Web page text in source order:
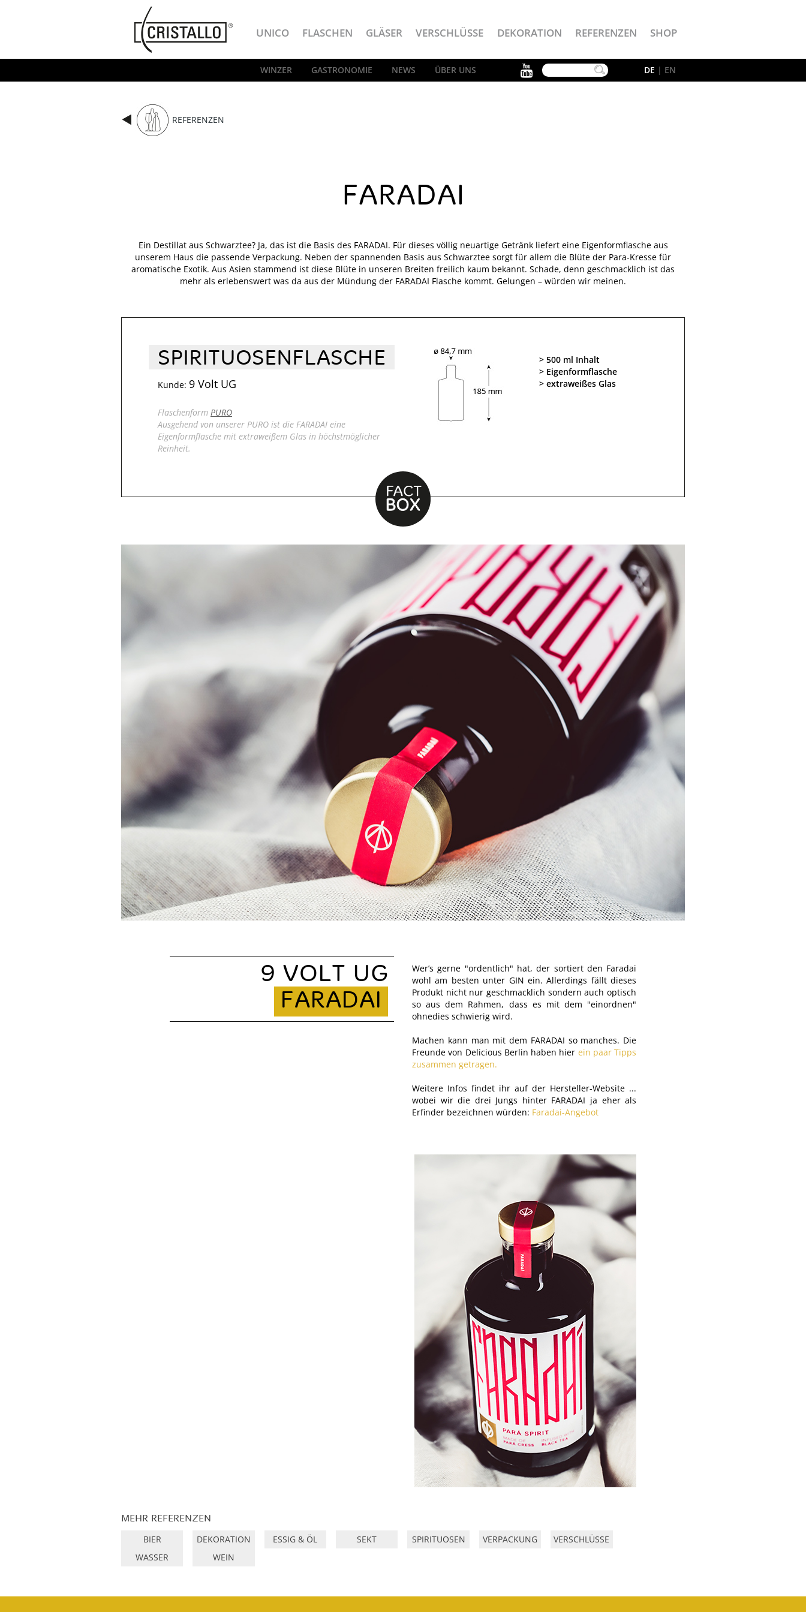
Cristallo
UNICO FLASCHEN GLÄSER VERSCHLÜSSE DEKORATION REFERENZEN SHOP
WINZER GASTRONOMIE NEWS ÜBER UNS DE | EN
YouTube
REFERENZEN
FARADAI
Ein Destillat aus Schwarztee? Ja, das ist die Basis des FARADAI. Für dieses völlig neuartige Getränk liefert eine Eigenformflasche aus
unserem Haus die passende Verpackung. Neben der spannenden Basis aus Schwarztee sorgt für allem die Blüte der Para-Kresse für
aromatische Exotik. Aus Asien stammend ist diese Blüte in unseren Breiten freilich kaum bekannt. Schade, denn geschmacklich ist das
mehr als erlebenswert was da aus der Mündung der FARADAI Flasche kommt. Gelungen – würden wir meinen.
SPIRITUOSENFLASCHE
Kunde: 9 Volt UG
Flaschenform PURO
Ausgehend von unserer PURO ist die FARADAI eine
Eigenformflasche mit extraweißem Glas in höchstmöglicher
Reinheit.
500 ml Inhalt
Eigenformflasche
extraweißes Glas
9 VOLT UG
FARADAI
Wer’s gerne "ordentlich" hat, der sortiert den Faradai
wohl am besten unter GIN ein. Allerdings fällt dieses
Produkt nicht nur geschmacklich sondern auch optisch
so aus dem Rahmen, dass es mit dem "einordnen"
ohnedies schwierig wird.
Machen kann man mit dem FARADAI so manches. Die
Freunde von Delicious Berlin haben hier ein paar Tipps
zusammen getragen.
Weitere Infos findet ihr auf der Hersteller-Website ...
wobei wir die drei Jungs hinter FARADAI ja eher als
Erfinder bezeichnen würden: Faradai-Angebot
MEHR REFERENZEN
BIER DEKORATION ESSIG & ÖL SEKT SPIRITUOSEN VERPACKUNG
VERSCHLÜSSE
WASSER
WEIN